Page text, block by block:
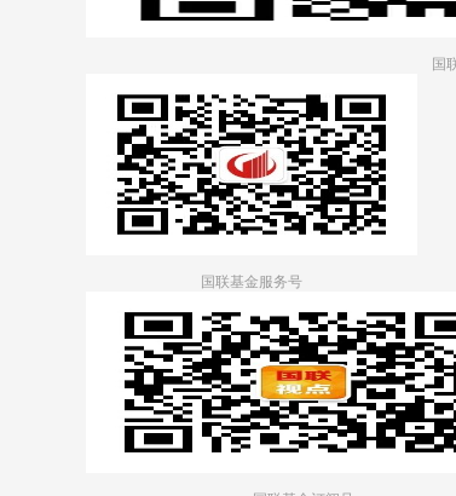
国
国联基金服务号